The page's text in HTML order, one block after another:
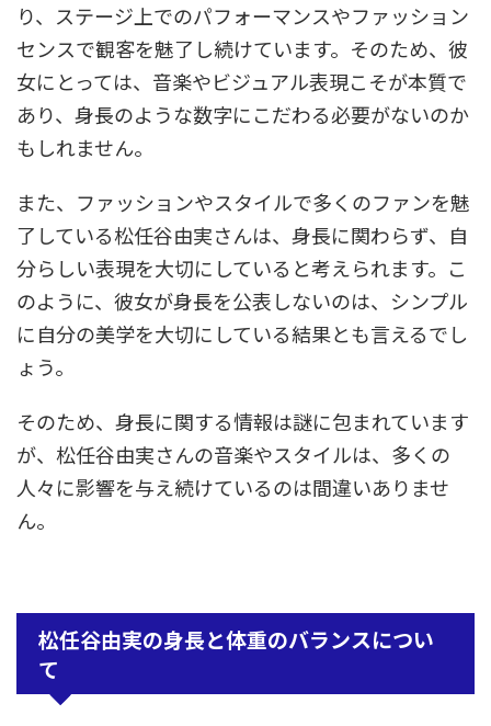
り、ステージ上でのパフォーマンスやファッション
センスで観客を魅了し続けています。そのため、彼
女にとっては、音楽やビジュアル表現こそが本質で
あり、身長のような数字にこだわる必要がないのか
もしれません。
また、ファッションやスタイルで多くのファンを魅
了している松任谷由実さんは、身長に関わらず、自
分らしい表現を大切にしていると考えられます。こ
のように、彼女が身長を公表しないのは、シンプル
に自分の美学を大切にしている結果とも言えるでし
ょう。
そのため、身長に関する情報は謎に包まれています
が、松任谷由実さんの音楽やスタイルは、多くの
人々に影響を与え続けているのは間違いありませ
ん。
松任谷由実の身長と体重のバランスについ
て